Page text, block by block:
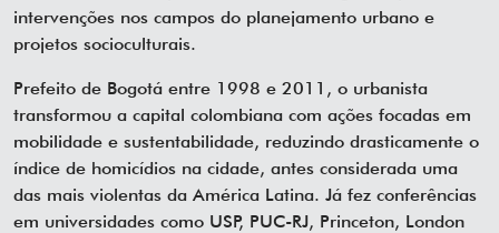
intervenções nos campos do planejamento urbano e
projetos socioculturais.
Prefeito de Bogotá entre 1998 e 2011, o urbanista
transformou a capital colombiana com ações focadas em
mobilidade e sustentabilidade, reduzindo drasticamente o
índice de homicídios na cidade, antes considerada uma
das mais violentas da América Latina. Já fez conferências
em universidades como USP, PUC-RJ, Princeton, London